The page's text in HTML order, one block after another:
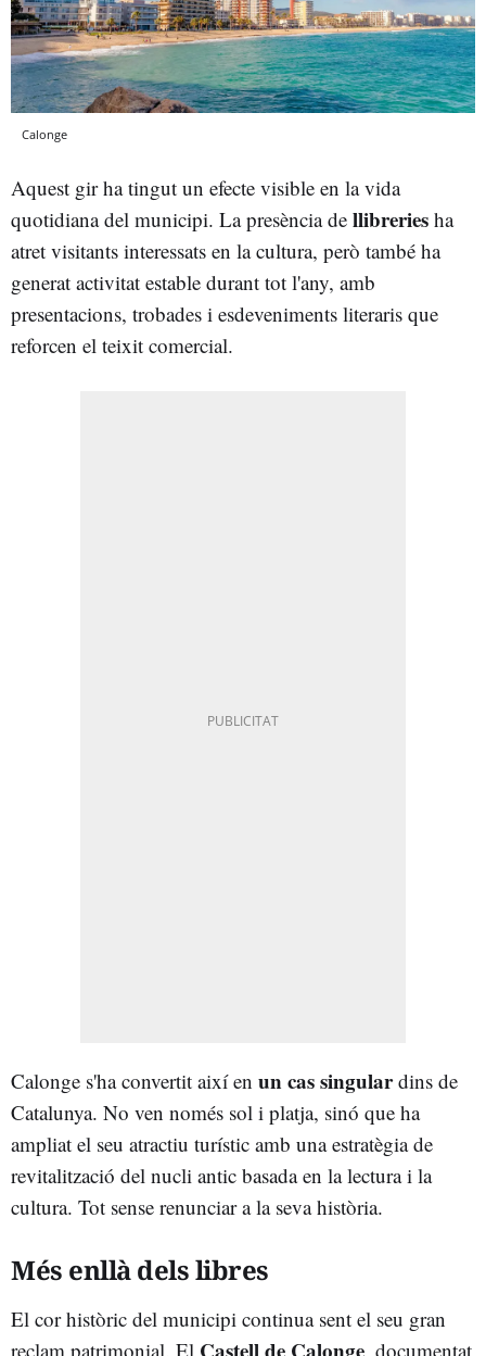
Calonge
Aquest gir ha tingut un efecte visible en la vida
quotidiana del municipi. La presència de llibreries ha
atret visitants interessats en la cultura, però també ha
generat activitat estable durant tot l'any, amb
presentacions, trobades i esdeveniments literaris que
reforcen el teixit comercial.
Calonge s'ha convertit així en un cas singulardins de
Catalunya. No ven només sol i platja, sinó que ha
ampliat el seu atractiu turístic amb una estratègia de
revitalització del nucli antic basada en la lectura i la
cultura. Tot sense renunciar a la seva història.
Més enllà dels libres
El cor històric del municipi continua sent el seu gran
reclam patrimonial. El Castell de Calonge , documentat